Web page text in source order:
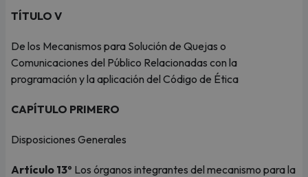
TÍTULO V
De los Mecanismos para Solución de Quejas o
Comunicaciones del Público Relacionadas con la
programación y la aplicación del Código de Ética
CAPÍTULO PRIMERO
Disposiciones Generales
Artículo 13º Los órganos integrantes del mecanismo para la